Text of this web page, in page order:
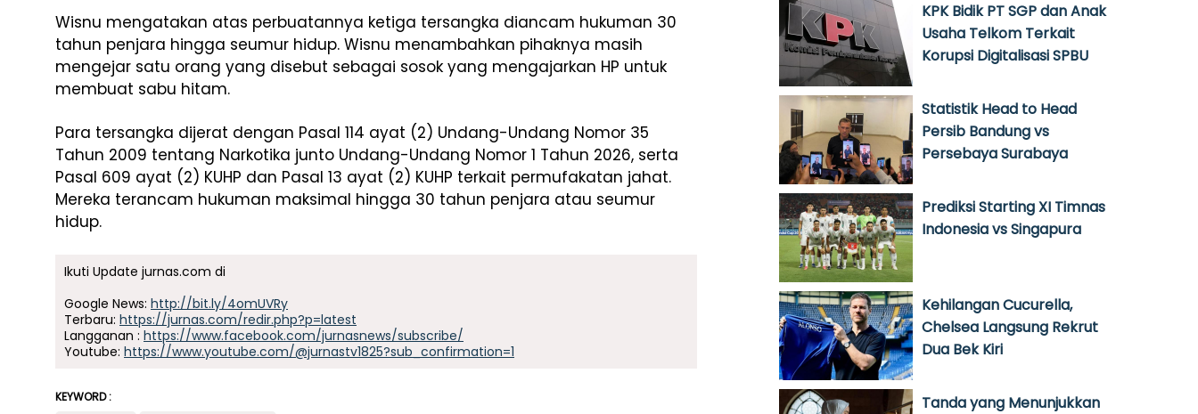
Wisnu mengatakan atas perbuatannya ketiga tersangka diancam hukuman 30
tahun penjara hingga seumur hidup. Wisnu menambahkan pihaknya masih
mengejar satu orang yang disebut sebagai sosok yang mengajarkan HP untuk
membuat sabu hitam.
Para tersangka dijerat dengan Pasal 114 ayat (2) Undang-Undang Nomor 35
Tahun 2009 tentang Narkotika junto Undang-Undang Nomor 1 Tahun 2026, serta
Pasal 609 ayat (2) KUHP dan Pasal 13 ayat (2) KUHP terkait permufakatan jahat.
Mereka terancam hukuman maksimal hingga 30 tahun penjara atau seumur
hidup.
Ikuti Update jurnas.com di
Google News: http://bit.ly/4omUVRy
Terbaru: https://jurnas.com/redir.php?p=latest
Langganan : https://www.facebook.com/jurnasnews/subscribe/
Youtube: https://www.youtube.com/@jurnastv1825?sub_confirmation=1
KEYWORD :
KPK Bidik PT SGP dan Anak
Usaha Telkom Terkait
Korupsi Digitalisasi SPBU
Statistik Head to Head
Persib Bandung vs
Persebaya Surabaya
Prediksi Starting XI Timnas
Indonesia vs Singapura
Kehilangan Cucurella,
Chelsea Langsung Rekrut
Dua Bek Kiri
Tanda yang Menunjukkan